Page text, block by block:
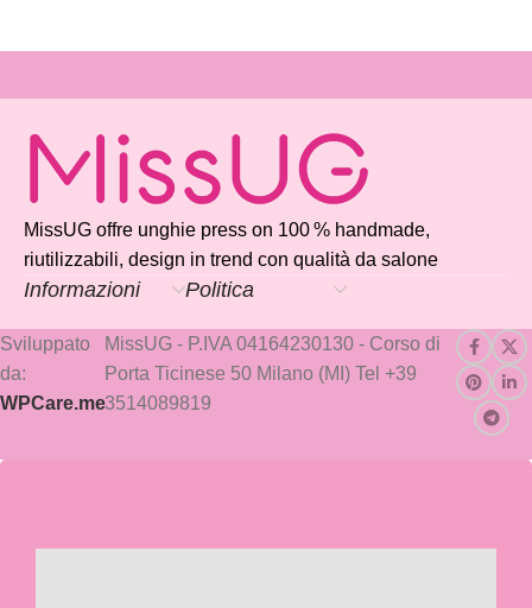
MissUG offre unghie press on 100 % handmade,
riutilizzabili, design in trend con qualità da salone
Informazioni Politica
Sviluppato
da:
WPCare.me
MissUG - P.IVA 04164230130 - Corso di
Porta Ticinese 50 Milano (MI) Tel +39
3514089819